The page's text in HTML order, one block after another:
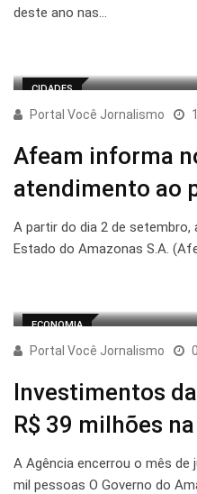
deste ano nas…
CIDADES
Portal Você Jornalismo
Afeam informa
atendimento ao
A partir do dia 2 de setembro,
Estado do Amazonas S.A.
ECONOMIA
Portal Você Jornalismo
Investimentos
R$ 39 milhões
A Agência encerrou o mês de
mil pessoas O Governo do